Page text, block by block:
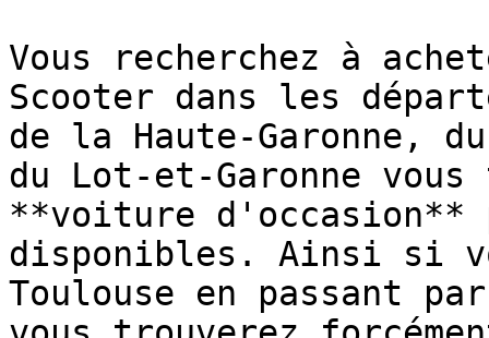
Vous recherchez à
Scooter dans les
de la Haute-Garonne,
du Lot-et-Garonne
**voiture d'occasion**
disponibles. Ainsi si
Toulouse en passant